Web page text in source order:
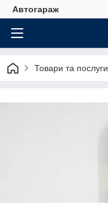
Автогараж
Товари та послуги